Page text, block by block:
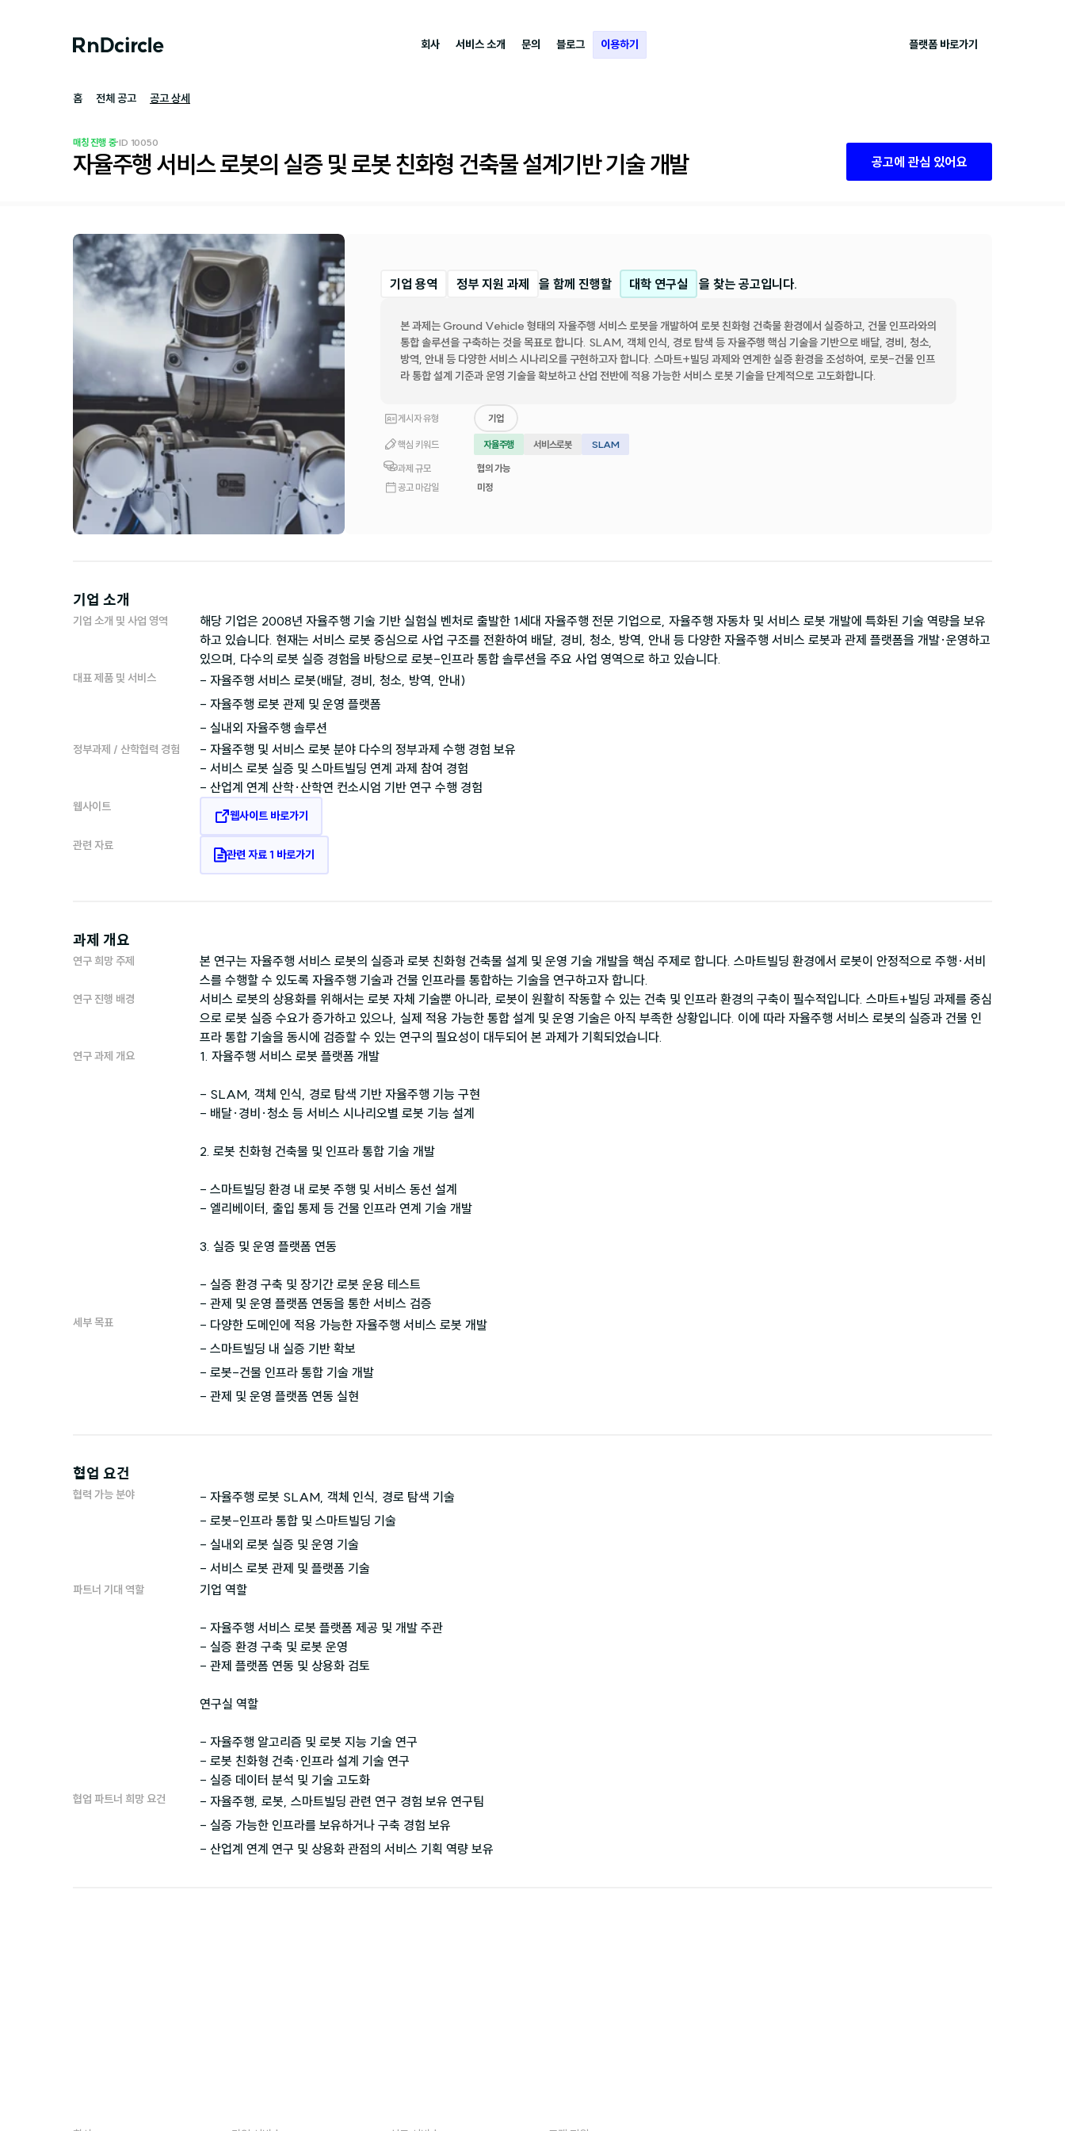
매칭 진행 중·ID 10050
자율주행 서비스 로봇의 실증 및 로봇 친화형 건축물 설계기반 기술 개발 공고에 관심 있어요
기업 용역 정부 지원 과제 을 함께 진행할 대학 연구실 을 찾는 공고입니다.
본 과제는 Ground Vehicle 형태의 자율주행 서비스 로봇을 개발하여 로봇 친화형 건축물 환경에서 실증하고, 건물 인프라와의
통합 솔루션을 구축하는 것을 목표로 합니다. SLAM, 객체 인식, 경로 탐색 등 자율주행 핵심 기술을 기반으로 배달, 경비, 청소,
방역, 안내 등 다양한 서비스 시나리오를 구현하고자 합니다. 스마트+빌딩 과제와 연계한 실증 환경을 조성하여, 로봇-건물 인프
라 통합 설계 기준과 운영 기술을 확보하고 산업 전반에 적용 가능한 서비스 로봇 기술을 단계적으로 고도화합니다.
게시자 유형 기업
핵심 키워드 자율주행 서비스로봇
SLAM
과제 규모
협의 가능
공고 마감일
미정
기업 소개
기업 소개 및 사업 영역
해당 기업은 2008년 자율주행 기술 기반 실험실 벤처로 출발한 1세대 자율주행 전문 기업으로, 자율주행 자동차 및 서비스 로봇 개발에 특화된 기술 역량을 보유
하고 있습니다. 현재는 서비스 로봇 중심으로 사업 구조를 전환하여 배달, 경비, 청소, 방역, 안내 등 다양한 자율주행 서비스 로봇과 관제 플랫폼을 개발·운영하고
있으며, 다수의 로봇 실증 경험을 바탕으로 로봇-인프라 통합 솔루션을 주요 사업 영역으로 하고 있습니다.
대표 제품 및 서비스
- 자율주행 서비스 로봇(배달, 경비, 청소, 방역, 안내)
- 자율주행 로봇 관제 및 운영 플랫폼
정부과제 / 산학협력 경험
- 자율주행 및 서비스 로봇 분야 다수의 정부과제 수행 경험 보유
- 서비스 로봇 실증 및 스마트빌딩 연계 과제 참여 경험
웹사이트
웹사이트 바로가기
관련 자료
관련 자료 1 바로가기
과제 개요
연구 희망 주제
본 연구는 자율주행 서비스 로봇의 실증과 로봇 친화형 건축물 설계 및 운영 기술 개발을 핵심 주제로 합니다. 스마트빌딩 환경에서 로봇이 안정적으로 주행·서비
연구 진행 배경
서비스 로봇의 상용화를 위해서는 로봇 자체 기술뿐 아니라, 로봇이 원활히 작동할 수 있는 건축 및 인프라 환경의 구축이 필수적입니다. 스마트+빌딩 과제를 중심
으로 로봇 실증 수요가 증가하고 있으나, 실제 적용 가능한 통합 설계 및 운영 기술은 아직 부족한 상황입니다. 이에 따라 자율주행 서비스 로봇의 실증과 건물 인
연구 과제 개요 1. 자율주행 서비스 로봇 플랫폼 개발
- SLAM, 객체 인식, 경로 탐색 기반 자율주행 기능 구현
- 배달·경비·청소 등 서비스 시나리오별 로봇 기능 설계
2. 로봇 친화형 건축물 및 인프라 통합 기술 개발
- 스마트빌딩 환경 내 로봇 주행 및 서비스 동선 설계
- 엘리베이터, 출입 통제 등 건물 인프라 연계 기술 개발
3. 실증 및 운영 플랫폼 연동
- 실증 환경 구축 및 장기간 로봇 운용 테스트
세부 목표
- 다양한 도메인에 적용 가능한 자율주행 서비스 로봇 개발
- 스마트빌딩 내 실증 기반 확보
- 로봇-건물 인프라 통합 기술 개발
협업 요건
협력 가능 분야
- 자율주행 로봇 SLAM, 객체 인식, 경로 탐색 기술
- 로봇-인프라 통합 및 스마트빌딩 기술
- 실내외 로봇 실증 및 운영 기술
파트너 기대 역할 기업 역할
- 자율주행 서비스 로봇 플랫폼 제공 및 개발 주관
- 실증 환경 구축 및 로봇 운영
- 관제 플랫폼 연동 및 상용화 검토
연구실 역할
- 자율주행 알고리즘 및 로봇 지능 기술 연구
- 로봇 친화형 건축·인프라 설계 기술 연구
협업 파트너 희망 요건
- 자율주행, 로봇, 스마트빌딩 관련 연구 경험 보유 연구팀
- 실증 가능한 인프라를 보유하거나 구축 경험 보유
회사 서비스 소개 문의 블로그 이용하기 플랫폼 바로가기
홈 전체 공고 공고 상세